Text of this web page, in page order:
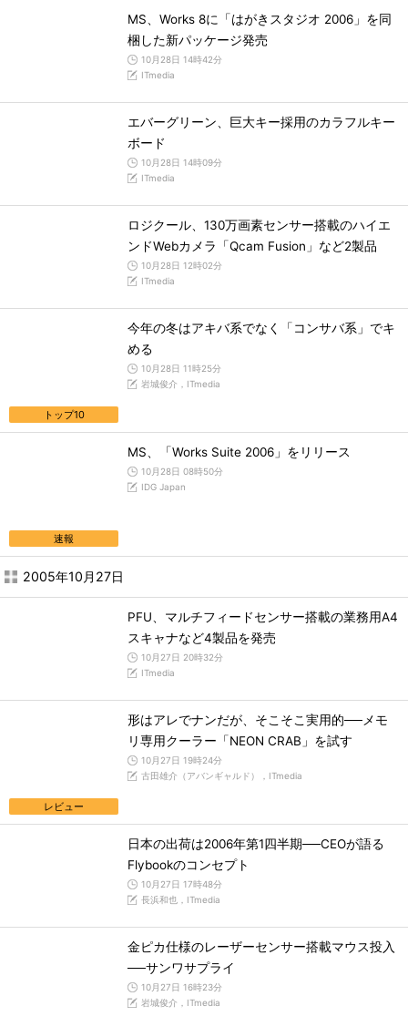
MS、Works 8に「はがきスタジオ 2006」を同
梱した新パッケージ発売
10月28日 14時42分
ITmedia
エバーグリーン、巨大キー採用のカラフルキー
ボード
10月28日 14時09分
ITmedia
ロジクール、130万画素センサー搭載のハイエ
ンドWebカメラ「Qcam Fusion」など2製品
10月28日 12時02分
ITmedia
トップ10
今年の冬はアキバ系でなく「コンサバ系」でキ
める
10月28日 11時25分
岩城俊介，ITmedia
速報
MS、「Works Suite 2006」をリリース
10月28日 08時50分
IDG Japan
2005年10月27日
PFU、マルチフィードセンサー搭載の業務用A4
スキャナなど4製品を発売
10月27日 20時32分
ITmedia
レビュー
形はアレでナンだが、そこそこ実用的──メモ
リ専用クーラー「NEON CRAB」を試す
10月27日 19時24分
古田雄介（アバンギャルド），ITmedia
日本の出荷は2006年第1四半期──CEOが語る
Flybookのコンセプト
10月27日 17時48分
長浜和也，ITmedia
金ピカ仕様のレーザーセンサー搭載マウス投入
──サンワサプライ
10月27日 16時23分
岩城俊介，ITmedia